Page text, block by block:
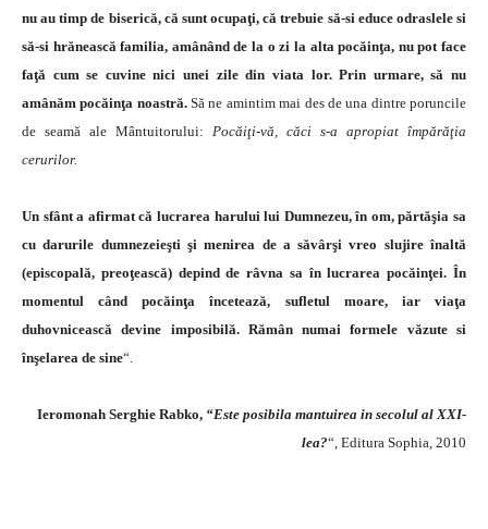
nu au timp de biserică, că sunt ocupaţi, că trebuie să-si educe odraslele si
să-si hrănească familia, amânând de la o zi la alta pocăinţa, nu pot face
faţă cum se cuvine nici unei zile din viata lor. Prin urmare, să nu
amânăm pocăinţa noastră.Să ne amintim mai des de una dintre poruncile
de seamă ale Mântuitorului: Pocăiţi-vă, căci s-a apropiat împărăţia
cerurilor.
Un sfânt a afirmat că lucrarea harului lui Dumnezeu, în om, părtăşia sa
cu darurile dumnezeieşti şi menirea de a săvârşi vreo slujire înaltă
(episcopală, preoţească) depind de râvna sa în lucrarea pocăinţei. În
momentul când pocăinţa încetează, sufletul moare, iar viaţa
duhovnicească devine imposibilă. Rămân numai formele văzute si
înşelarea de sine“.
Ieromonah Serghie Rabko, “Este posibila mantuirea in secolul al XXI-
lea?“, Editura Sophia, 2010